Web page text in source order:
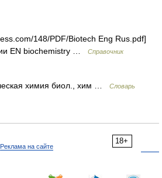
148/PDF/Biotech Eng Rus.pdf]
EN biochemistry …
Справочник
химия биол., хим …
Словарь
18+
Реклама на сайте